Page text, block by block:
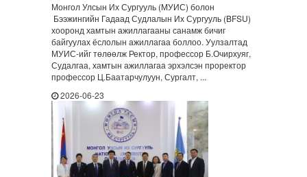
Монгол Улсын Их Сургууль (МУИС) болон
Бээжингийн Гадаад Судлалын Их Сургууль (BFSU)
хооронд хамтын ажиллагааны санамж бичиг
байгуулах ёслолын ажиллагаа боллоо. Уулзалтад
МУИС-ийг төлөөлж Ректор, профессор Б.Очирхуяг,
Судалгаа, хамтын ажиллагаа эрхэлсэн проректор
профессор Ц.Баатарчулуун, Сургалт, ...
2026-06-23